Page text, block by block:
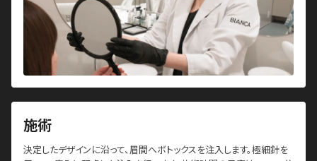
施術
決定したデザインに沿って、眉間へボトックスを注入します。極細針を